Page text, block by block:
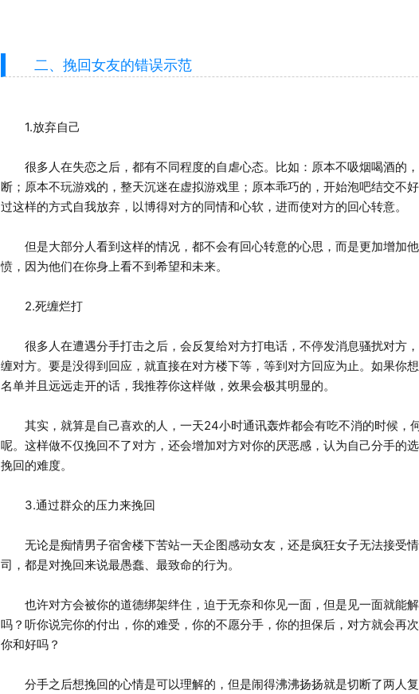
二、挽回女友的错误示范
1.放弃自己
很多人在失恋之后，都有不同程度的自虐心态。比如：原本不吸烟喝酒的
断；原本不玩游戏的，整天沉迷在虚拟游戏里；原本乖巧的，开始泡吧结交不
过这样的方式自我放弃，以博得对方的同情和心软，进而使对方的回心转意。
但是大部分人看到这样的情况，都不会有回心转意的心思，而是更加增加
愤，因为他们在你身上看不到希望和未来。
2.死缠烂打
很多人在遭遇分手打击之后，会反复给对方打电话，不停发消息骚扰对方，
缠对方。要是没得到回应，就直接在对方楼下等，等到对方回应为止。如果你
名单并且远远走开的话，我推荐你这样做，效果会极其明显的。
其实，就算是自己喜欢的人，一天24小时通讯轰炸都会有吃不消的时候，
呢。这样做不仅挽回不了对方，还会增加对方对你的厌恶感，认为自己分手的
挽回的难度。
3.通过群众的压力来挽回
无论是痴情男子宿舍楼下苦站一天企图感动女友，还是疯狂女子无法接受
司，都是对挽回来说最愚蠢、最致命的行为。
也许对方会被你的道德绑架绊住，迫于无奈和你见一面，但是见一面就能
吗？听你说完你的付出，你的难受，你的不愿分手，你的担保后，对方就会再
你和好吗？
分手之后想挽回的心情是可以理解的，但是闹得沸沸扬扬就是切断了两人